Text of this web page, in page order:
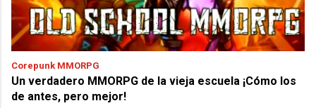
Corepunk MMORPG
Un verdadero MMORPG de la vieja escuela ¡Cómo los
de antes, pero mejor!